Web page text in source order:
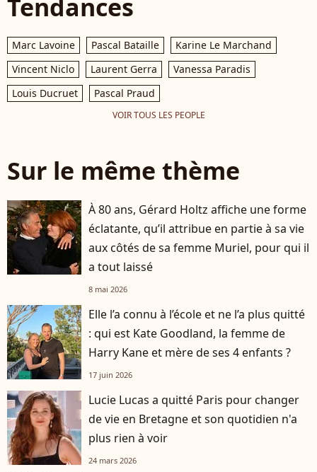
Tendances
Marc Lavoine Pascal Bataille
Karine Le Marchand
Vincent Niclo
Laurent Gerra
Vanessa Paradis
Louis Ducruet
Pascal Praud
VOIR TOUS LES PEOPLE
Sur le même thème
À 80 ans, Gérard Holtz affiche une forme
éclatante, qu’il attribue en partie à sa vie
aux côtés de sa femme Muriel, pour qui il
a tout laissé
8 mai 2026
Elle l’a connu à l’école et ne l’a plus quitté
: qui est Kate Goodland, la femme de
Harry Kane et mère de ses 4 enfants ?
17 juin 2026
Lucie Lucas a quitté Paris pour changer
de vie en Bretagne et son quotidien n'a
plus rien à voir
24 mars 2026